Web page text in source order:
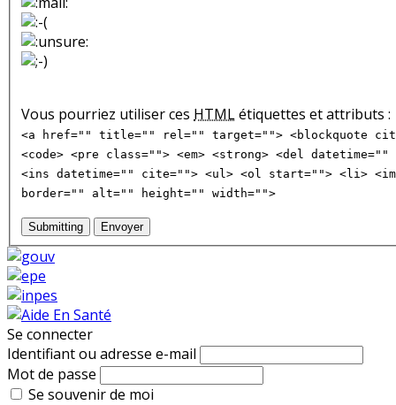
Vous pourriez utiliser ces HTMLétiquettes et attributs :
<a href="" title="" rel="" target=""> <blockquote
<code> <pre class=""> <em> <strong> <del
<ins datetime="" cite=""> <ul> <ol start=""> <li>
border="" alt="" height="" width="">
Submitting Envoyer
Se connecter
Identifiant ou adresse e-mail
Mot de passe
Se souvenir de moi